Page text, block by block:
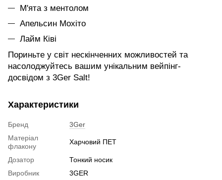
М'ята з ментолом
Апельсин Мохіто
Лайм Ківі
Пориньте у світ нескінченних можливостей та
насолоджуйтесь вашим унікальним вейпінг-
досвідом з 3Ger Salt!
Характеристики
Бренд
3Ger
Матеріал
флакону
Харчовий ПЕТ
Дозатор
Тонкий носик
Виробник
3GER